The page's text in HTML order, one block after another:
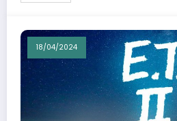
18/04/2024